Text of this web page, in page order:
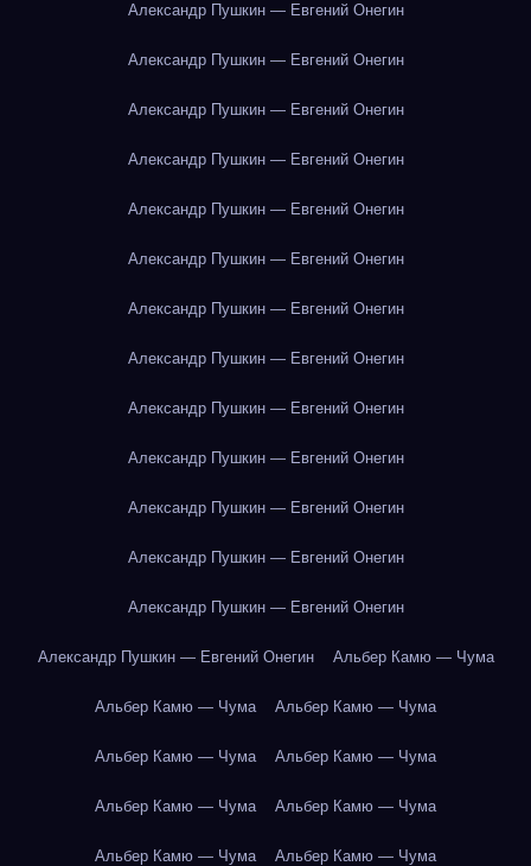
Александр Пушкин — Евгений Онегин
Александр Пушкин — Евгений Онегин
Александр Пушкин — Евгений Онегин
Александр Пушкин — Евгений Онегин
Александр Пушкин — Евгений Онегин
Александр Пушкин — Евгений Онегин
Александр Пушкин — Евгений Онегин
Александр Пушкин — Евгений Онегин
Александр Пушкин — Евгений Онегин
Александр Пушкин — Евгений Онегин
Александр Пушкин — Евгений Онегин
Александр Пушкин — Евгений Онегин
Александр Пушкин — Евгений Онегин
Александр Пушкин — Евгений Онегин Альбер Камю — Чума
Альбер Камю — Чума Альбер Камю — Чума
Альбер Камю — Чума Альбер Камю — Чума
Альбер Камю — Чума Альбер Камю — Чума
Альбер Камю — Чума Альбер Камю — Чума